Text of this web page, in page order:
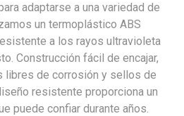
adaptarse a una variedad de
un termoplástico ABS
a los rayos ultravioleta
Construcción fácil de encajar,
de corrosión y sellos de
resistente proporciona un
puede confiar durante años.